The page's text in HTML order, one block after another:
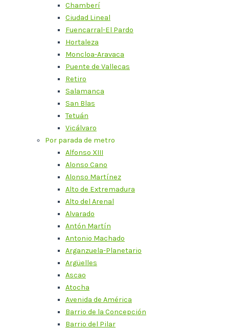
Chamberí
Ciudad Lineal
Fuencarral-El Pardo
Hortaleza
Moncloa-Aravaca
Puente de Vallecas
Retiro
Salamanca
San Blas
Tetuán
Vicálvaro
Por parada de metro
Alfonso XIII
Alonso Cano
Alonso Martínez
Alto de Extremadura
Alto del Arenal
Alvarado
Antón Martín
Antonio Machado
Arganzuela-Planetario
Argüelles
Ascao
Atocha
Avenida de América
Barrio de la Concepción
Barrio del Pilar